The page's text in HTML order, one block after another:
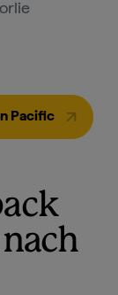
Pacific